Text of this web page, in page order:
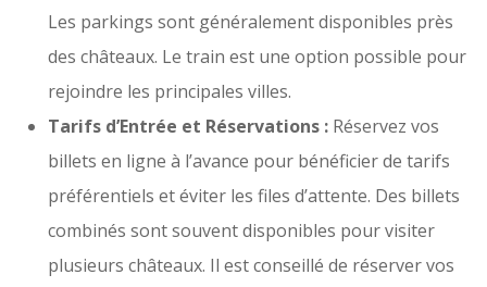
Les parkings sont généralement disponibles près
des châteaux. Le train est une option possible pour
rejoindre les principales villes.
Tarifs d’Entrée et Réservations : Réservez vos
billets en ligne à l’avance pour bénéficier de tarifs
préférentiels et éviter les files d’attente. Des billets
combinés sont souvent disponibles pour visiter
plusieurs châteaux. Il est conseillé de réserver vos